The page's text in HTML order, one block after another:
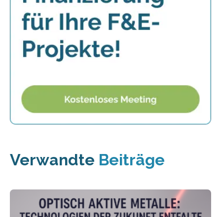
Verwandte Beiträge